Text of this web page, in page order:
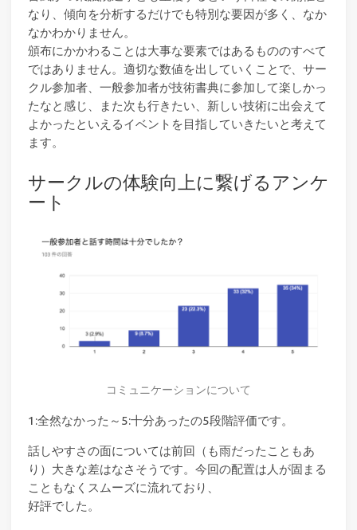
なり、傾向を分析するだけでも特別な要因が多く、なか
なかわかりません。
頒布にかかわることは大事な要素ではあるもののすべて
ではありません。適切な数値を出していくことで、サー
クル参加者、一般参加者が技術書典に参加して楽しかっ
たなと感じ、また次も行きたい、新しい技術に出会えて
よかったといえるイベントを目指していきたいと考えて
ます。
サークルの体験向上に繋げるアンケ
ート
コミュニケーションについて
1:全然なかった～5:十分あったの5段階評価です。
話しやすさの面については前回（も雨だったこともあ
り）大きな差はなさそうです。今回の配置は人が固まる
こともなくスムーズに流れており、
好評でした。